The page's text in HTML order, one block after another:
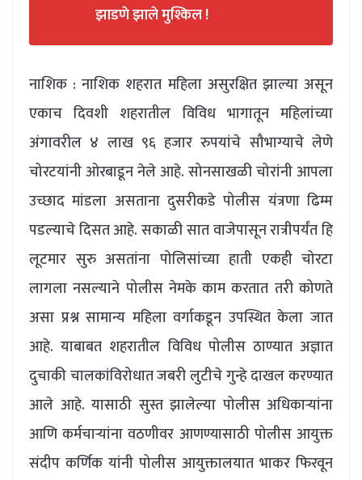
झाडणे झाले मुश्किल !
नाशिक : नाशिक शहरात महिला असुरक्षित झाल्या असून
एकाच दिवशी शहरातील विविध भागातून महिलांच्या
अंगावरील ४ लाख ९६ हजार रुपयांचे सौभाग्याचे लेणे
चोरटयांनी ओरबाडून नेले आहे. सोनसाखळी चोरांनी आपला
उच्छाद मांडला असताना दुसरीकडे पोलीस यंत्रणा ढिम्म
पडल्याचे दिसत आहे. सकाळी सात वाजेपासून रात्रीपर्यंत हि
लूटमार सुरु असतांना पोलिसांच्या हाती एकही चोरटा
लागला नसल्याने पोलीस नेमके काम करतात तरी कोणते
असा प्रश्न सामान्य महिला वर्गाकडून उपस्थित केला जात
आहे. याबाबत शहरातील विविध पोलीस ठाण्यात अज्ञात
दुचाकी चालकांविरोधात जबरी लुटीचे गुन्हे दाखल करण्यात
आले आहे. यासाठी सुस्त झालेल्या पोलीस अधिकाऱ्यांना
आणि कर्मचाऱ्यांना वठणीवर आणण्यासाठी पोलीस आयुक्त
संदीप कर्णिक यांनी पोलीस आयुक्तालयात भाकर फिरवून